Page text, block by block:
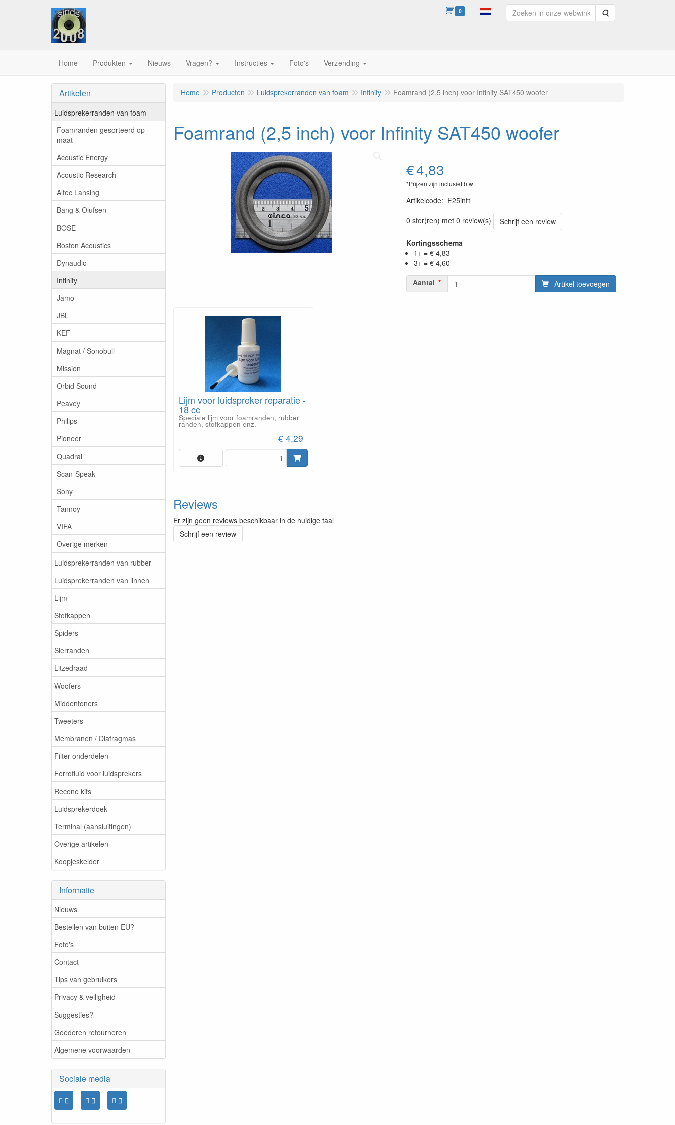
0 Zoeken
Home Produkten Nieuws Vragen? Instructies Foto's Verzending
Artikelen
Luidsprekerranden van foam
Foamranden gesorteerd op
maat
Acoustic Energy
Acoustic Research
Altec Lansing
Bang & Olufsen
BOSE
Boston Acoustics
Dynaudio
Infinity
Jamo
JBL
KEF
Magnat / Sonobull
Mission
Orbid Sound
Peavey
Philips
Pioneer
Quadral
Scan-Speak
Sony
Tannoy
VIFA
Overige merken
Luidsprekerranden van rubber
Luidsprekerranden van linnen
Lijm
Stofkappen
Spiders
Sierranden
Litzedraad
Woofers
Middentoners
Tweeters
Membranen / Diafragmas
Filter onderdelen
Ferrofluid voor luidsprekers
Recone kits
Luidsprekerdoek
Terminal (aansluitingen)
Overige artikelen
Koopjeskelder
Informatie
Nieuws
Bestellen van buiten EU?
Foto's
Contact
Tips van gebruikers
Privacy & veiligheid
Suggesties?
Goederen retourneren
Algemene voorwaarden
Sociale media
Home Producten Luidsprekerranden van foam Infinity Foamrand (2,5 inch) voor Infinity SAT450 woofer
Foamrand (2,5 inch) voor Infinity SAT450 woofer
€4,83
*Prijzen zijn inclusief btw
Artikelcode: F25inf1
0 ster(ren) met 0 review(s)
Schrijf een review
Kortingsschema
1+ = € 4,83
3+ = € 4,60
Aantal
Artikel toevoegen
Lijm voor luidspreker reparatie -
18 cc
Speciale lijm voor foamranden, rubber
randen, stofkappen enz.
€ 4,29
Reviews
Er zijn geen reviews beschikbaar in de huidige taal
Schrijf een review